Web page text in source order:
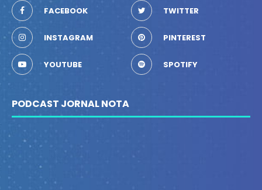
FACEBOOK TWITTER
INSTAGRAM PINTEREST
YOUTUBE SPOTIFY
PODCAST JORNAL NOTA